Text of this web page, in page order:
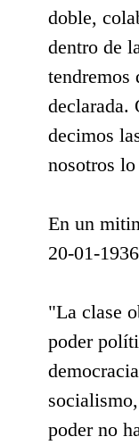
doble,
dentro de
tendremos
declarada.
decimos
nosotros
En un
20-01-
"La clase
poder
poder no